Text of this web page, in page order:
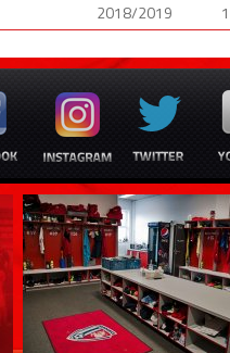
2018/2019